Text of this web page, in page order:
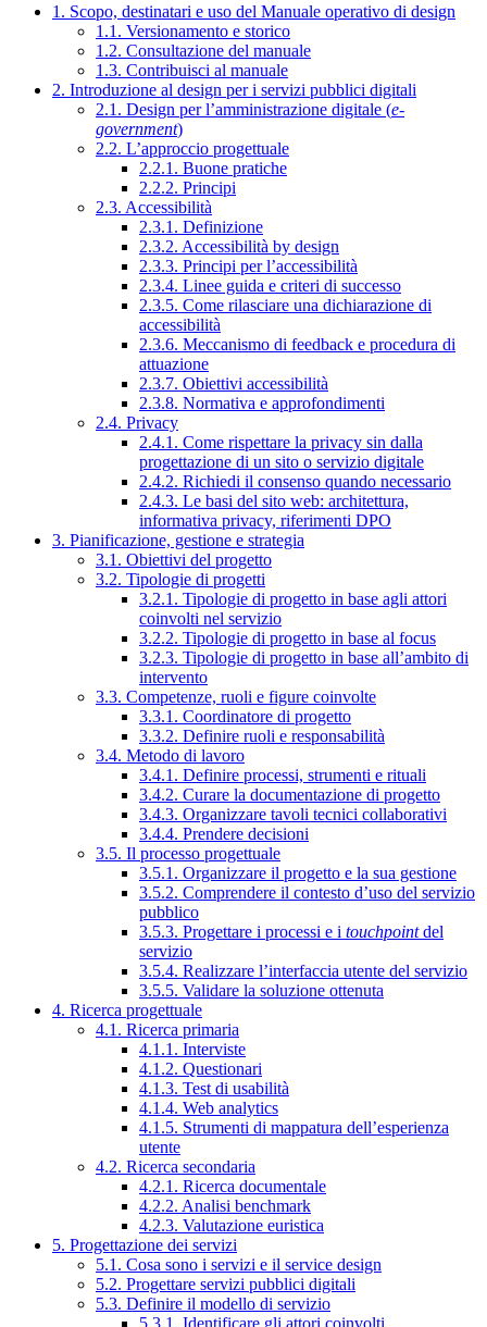
1. Scopo, destinatari e uso del Manuale operativo di design
1.1. Versionamento e storico
1.2. Consultazione del manuale
1.3. Contribuisci al manuale
2. Introduzione al design per i servizi pubblici digitali
2.1. Design per l’amministrazione digitale (e-
government)
2.2. L’approccio progettuale
2.2.1. Buone pratiche
2.2.2. Principi
2.3. Accessibilità
2.3.1. Definizione
2.3.2. Accessibilità by design
2.3.3. Principi per l’accessibilità
2.3.4. Linee guida e criteri di successo
2.3.5. Come rilasciare una dichiarazione di
accessibilità
2.3.6. Meccanismo di feedback e procedura di
attuazione
2.3.7. Obiettivi accessibilità
2.3.8. Normativa e approfondimenti
2.4. Privacy
2.4.1. Come rispettare la privacy sin dalla
progettazione di un sito o servizio digitale
2.4.2. Richiedi il consenso quando necessario
2.4.3. Le basi del sito web: architettura,
informativa privacy, riferimenti DPO
3. Pianificazione, gestione e strategia
3.1. Obiettivi del progetto
3.2. Tipologie di progetti
3.2.1. Tipologie di progetto in base agli attori
coinvolti nel servizio
3.2.2. Tipologie di progetto in base al focus
3.2.3. Tipologie di progetto in base all’ambito di
intervento
3.3. Competenze, ruoli e figure coinvolte
3.3.1. Coordinatore di progetto
3.3.2. Definire ruoli e responsabilità
3.4. Metodo di lavoro
3.4.1. Definire processi, strumenti e rituali
3.4.2. Curare la documentazione di progetto
3.4.3. Organizzare tavoli tecnici collaborativi
3.4.4. Prendere decisioni
3.5. Il processo progettuale
3.5.1. Organizzare il progetto e la sua gestione
3.5.2. Comprendere il contesto d’uso del servizio
pubblico
3.5.3. Progettare i processi e i touchpointdel
servizio
3.5.4. Realizzare l’interfaccia utente del servizio
3.5.5. Validare la soluzione ottenuta
4. Ricerca progettuale
4.1. Ricerca primaria
4.1.1. Interviste
4.1.2. Questionari
4.1.3. Test di usabilità
4.1.4. Web analytics
4.1.5. Strumenti di mappatura dell’esperienza
utente
4.2. Ricerca secondaria
4.2.1. Ricerca documentale
4.2.2. Analisi benchmark
4.2.3. Valutazione euristica
5. Progettazione dei servizi
5.1. Cosa sono i servizi e il service design
5.2. Progettare servizi pubblici digitali
5.3. Definire il modello di servizio
5.3.1. Identificare gli attori coinvolti